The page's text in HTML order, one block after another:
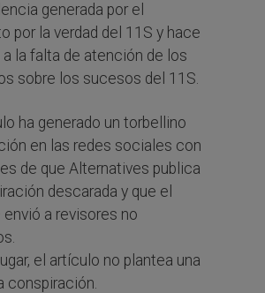
generada por el
por la verdad del 11S y hace
la falta de atención de los
sobre los sucesos del 11S.
ha generado un torbellino
en las redes sociales con
de que Alternatives publica
descarada y que el
a revisores no
el artículo no plantea una
conspiración.